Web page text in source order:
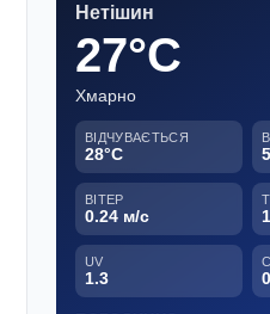
Нетішин
27°C
Хмарно
ВІДЧУВАЄТЬСЯ
28°C
ВІТЕР
0.24 м/с
UV
1.3